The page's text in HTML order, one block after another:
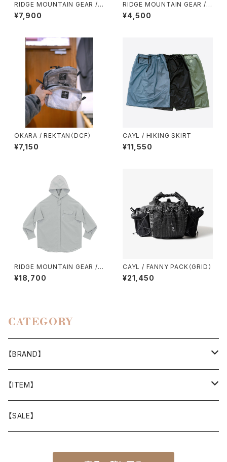
RIDGE MOUNTAIN GEAR / S
TUFF SACK
¥7,900
RIDGE MOUNTAIN GEAR / R
-ZIP WALLET（ULTRA）
¥4,500
OKARA / REKTAN（DCF）
¥7,150
CAYL / HIKING SKIRT
¥11,550
RIDGE MOUNTAIN GEAR /
HOODED LONG SLEEVE SH
IRT（MEN）2026
¥18,700
CAYL / FANNY PACK（GRID）
¥21,450
CATEGORY
【BRAND】
山と道
T-SHIRT
迷迭香
【ITEM】
WEAR
【SALE】